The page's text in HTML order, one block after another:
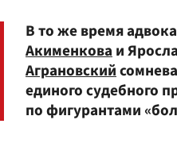
В то же время
Акименковаи
Аграновский
единого судебного
по фигурантами